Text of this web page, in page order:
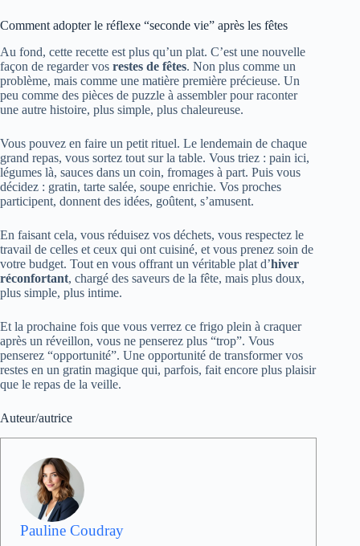
Comment adopter le réflexe “seconde vie” après les fêtes
Au fond, cette recette est plus qu’un plat. C’est une nouvelle
façon de regarder vos restes de fêtes. Non plus comme un
problème, mais comme une matière première précieuse. Un
peu comme des pièces de puzzle à assembler pour raconter
une autre histoire, plus simple, plus chaleureuse.
Vous pouvez en faire un petit rituel. Le lendemain de chaque
grand repas, vous sortez tout sur la table. Vous triez : pain ici,
légumes là, sauces dans un coin, fromages à part. Puis vous
décidez : gratin, tarte salée, soupe enrichie. Vos proches
participent, donnent des idées, goûtent, s’amusent.
En faisant cela, vous réduisez vos déchets, vous respectez le
travail de celles et ceux qui ont cuisiné, et vous prenez soin de
votre budget. Tout en vous offrant un véritable plat d’hiver
réconfortant, chargé des saveurs de la fête, mais plus doux,
plus simple, plus intime.
Et la prochaine fois que vous verrez ce frigo plein à craquer
après un réveillon, vous ne penserez plus “trop”. Vous
penserez “opportunité”. Une opportunité de transformer vos
restes en un gratin magique qui, parfois, fait encore plus plaisir
que le repas de la veille.
Auteur/autrice
Pauline Coudray